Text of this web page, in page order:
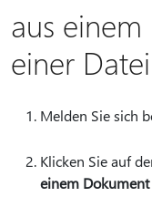
aus
einer Datei
Melden Sie sich
Klicken Sie auf
einem